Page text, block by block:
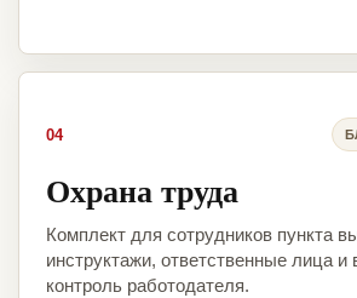
04
Охрана труда
Комплект для сотрудников пункта
инструктажи, ответственные лица и
контроль работодателя.